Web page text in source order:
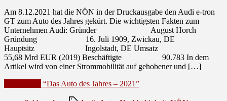
Am 8.12.2021 hat die NÖN in der Druckausgabe den Audi e-tron
GT zum Auto des Jahres gekürt. Die wichtigsten Fakten zum
Unternehmen Audi: Gründer August Horch
Gründung 16. Juli 1909, Zwickau, DE
Hauptsitz Ingolstadt, DE Umsatz
55,68 Mrd EUR (2019) Beschäftigte 90.783 In dem
Artikel wird von einer Strommobilität auf gehobener und […]
“Das Auto des Jahres – 2021”